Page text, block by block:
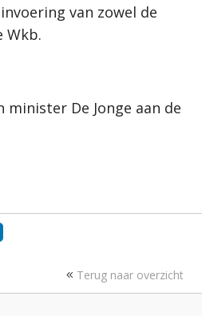
van zowel de
Wkb.
minister De Jonge aan de
Terug naar overzicht